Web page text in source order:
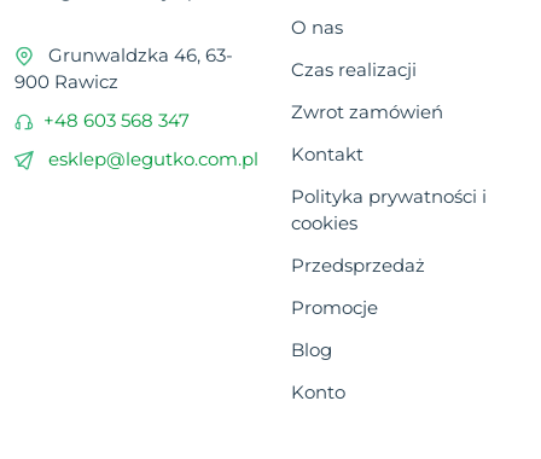
Grunwaldzka 46, 63-
900 Rawicz
+48 603 568 347
esklep@legutko.com.pl
O nas
Czas realizacji
Zwrot zamówień
Kontakt
Polityka prywatności i
cookies
Przedsprzedaż
Promocje
Blog
Konto